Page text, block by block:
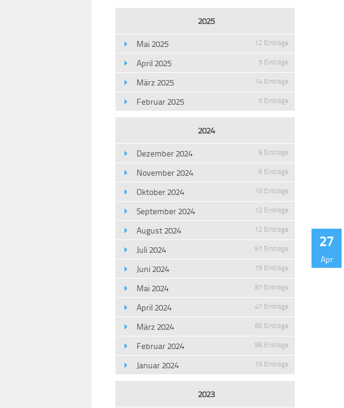
27
Apr
2025
Mai 2025
12 Einträge
April 2025 5 Einträge
März 2025 14 Einträge
Februar 2025 5 Einträge
2024
Dezember 2024
8 Einträge
November 2024 6 Einträge
Oktober 2024 10 Einträge
September 2024 12 Einträge
August 2024 12 Einträge
Juli 2024 67 Einträge
Juni 2024 79 Einträge
Mai 2024 87 Einträge
April 2024 47 Einträge
März 2024 66 Einträge
Februar 2024 86 Einträge
Januar 2024 73 Einträge
2023